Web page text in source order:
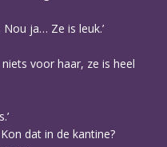
ja… Ze is leuk.’
voor haar, ze is heel
dat in de kantine?